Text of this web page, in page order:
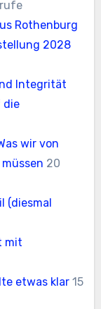
Rothenburg
2028
Integrität
die
wir von
20
(diesmal
mit
etwas klar 15